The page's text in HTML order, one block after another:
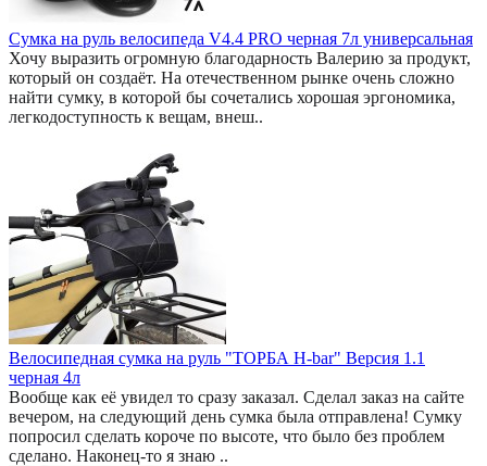
Сумка на руль велосипеда V4.4 PRO черная 7л универсальная
Хочу выразить огромную благодарность Валерию за продукт,
который он создаёт. На отечественном рынке очень сложно
найти сумку, в которой бы сочетались хорошая эргономика,
легкодоступность к вещам, внеш..
Велосипедная сумка на руль "ТОРБА H-bar" Версия 1.1
черная 4л
Вообще как её увидел то сразу заказал. Сделал заказ на сайте
вечером, на следующий день сумка была отправлена! Сумку
попросил сделать короче по высоте, что было без проблем
сделано. Наконец-то я знаю ..